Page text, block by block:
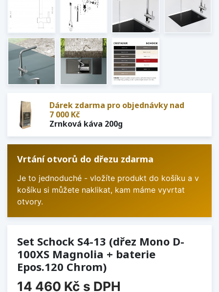
Dárek zdarma pro objednávky nad
7 000 Kč
Zrnková káva 200g
Vrtání otvorů do dřezu zdarma
Je to jednoduché - vložíte produkt do košíku a v
košíku si můžete naklikat, kam máme vyvrtat
otvory.
Set Schock S4-13 (dřez Mono D-
100XS Magnolia + baterie
Epos.120 Chrom)
14 460 Kč s DPH